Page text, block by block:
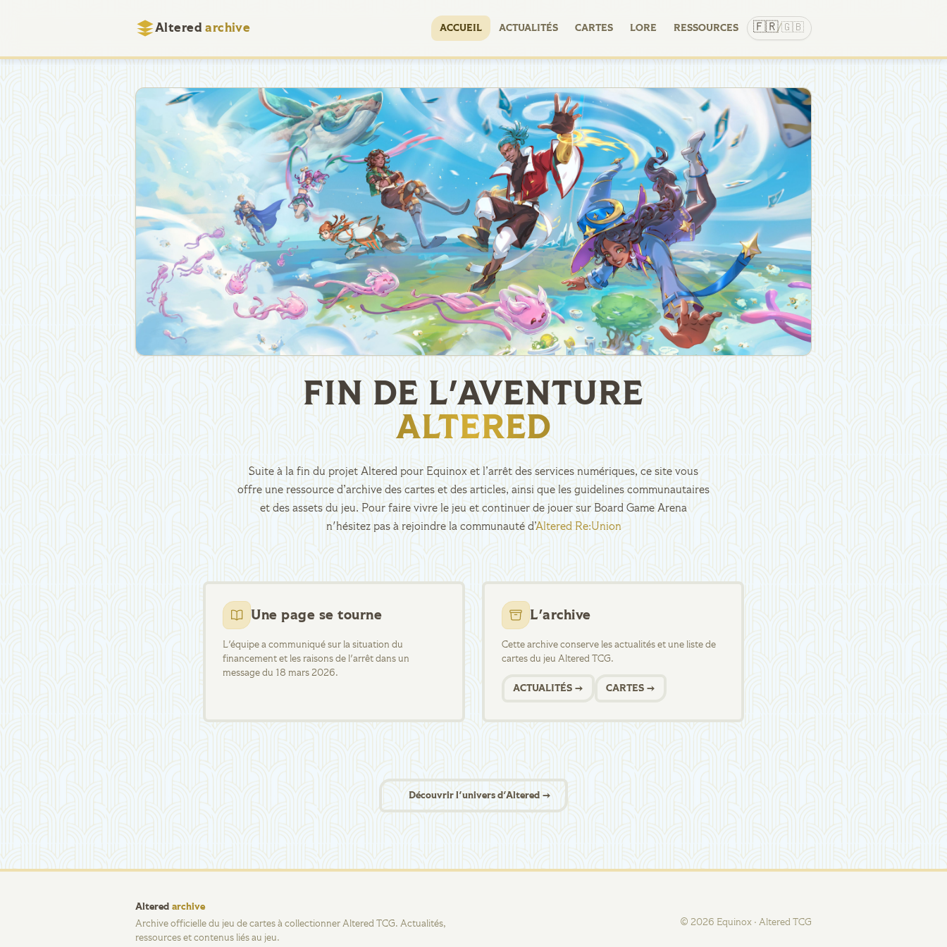
Altered archive ACCUEIL ACTUALITÉS CARTES LORE RESSOURCES 🇫🇷/🇬🇧
FIN DE L'AVENTURE
ALTERED
Suite à la fin du projet Altered pour Equinox et l’arrêt des services numériques, ce site vous
offre une ressource d’archive des cartes et des articles, ainsi que les guidelines communautaires
et des assets du jeu. Pour faire vivre le jeu et continuer de jouer sur Board Game Arena
n'hésitez pas à rejoindre la communauté d’Altered Re:Union
Une page se tourne
L'équipe a communiqué sur la situation du
financement et les raisons de l'arrêt dans un
message du 18 mars 2026.
L'archive
Cette archive conserve les actualités et une liste de
cartes du jeu Altered TCG.
ACTUALITÉS → CARTES →
Découvrir l'univers d'Altered →
Altered archive
Archive officielle du jeu de cartes à collectionner Altered TCG. Actualités,
ressources et contenus liés au jeu.
© 2026 Equinox · Altered TCG